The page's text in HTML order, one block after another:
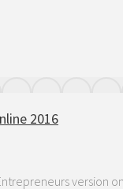
2016
version